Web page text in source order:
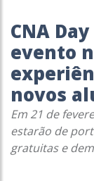
CNA
evento
novos
Em 21 de
estarão de
gratuitas e